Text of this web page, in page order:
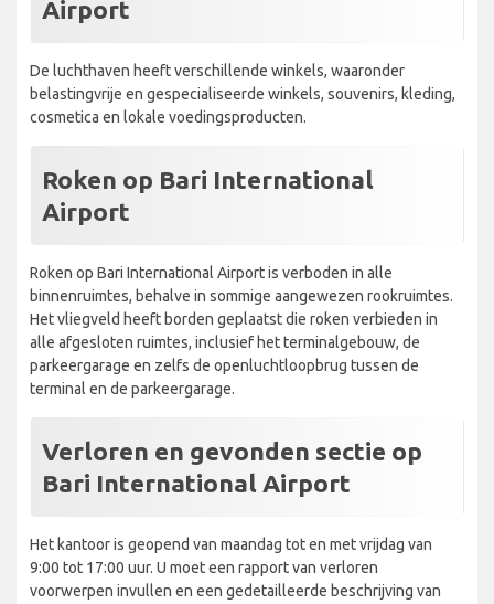
Airport
De luchthaven heeft verschillende winkels, waaronder
belastingvrije en gespecialiseerde winkels, souvenirs, kleding,
cosmetica en lokale voedingsproducten.
Roken op Bari International
Airport
Roken op Bari International Airport is verboden in alle
binnenruimtes, behalve in sommige aangewezen rookruimtes.
Het vliegveld heeft borden geplaatst die roken verbieden in
alle afgesloten ruimtes, inclusief het terminalgebouw, de
parkeergarage en zelfs de openluchtloopbrug tussen de
terminal en de parkeergarage.
Verloren en gevonden sectie op
Bari International Airport
Het kantoor is geopend van maandag tot en met vrijdag van
9:00 tot 17:00 uur. U moet een rapport van verloren
voorwerpen invullen en een gedetailleerde beschrijving van